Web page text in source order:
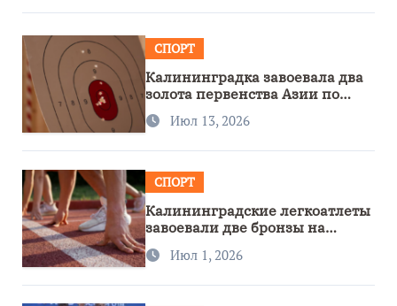
СПОРТ
Калининградка завоевала два
золота первенства Азии по
метанию ножа
Июл 13, 2026
СПОРТ
Калининградские легкоатлеты
завоевали две бронзы на
первенстве России
Июл 1, 2026